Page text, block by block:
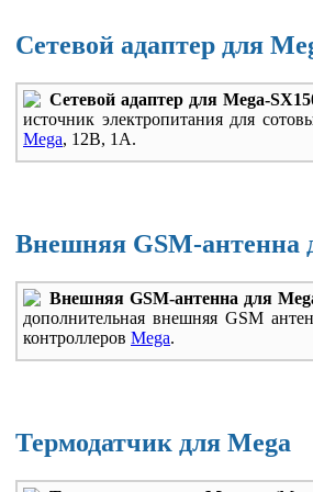
Сетевой адаптер для
Сетевой адаптер для Mega-
источник электропитания для
Mega, 12В, 1А.
Внешняя GSM-антенна
Внешняя GSM-антенна для
дополнительная внешняя GSM
контроллеров Mega.
Термодатчик для Mega